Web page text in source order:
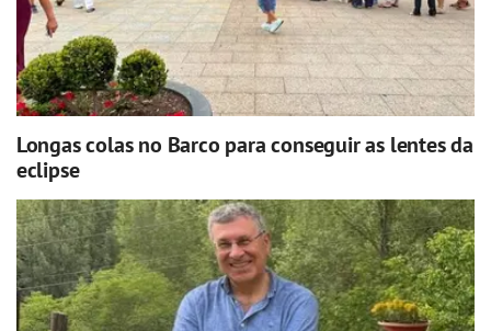
Longas colas no Barco para conseguir as lentes da
eclipse